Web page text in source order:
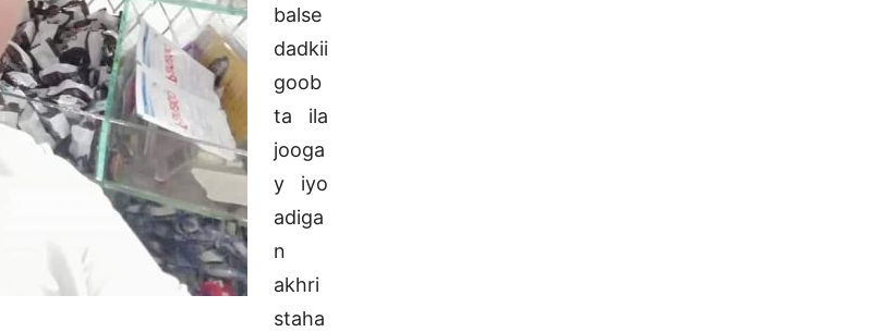
balse
dadkii
goob
ta ila
jooga
y iyo
adiga
n
akhri
staha